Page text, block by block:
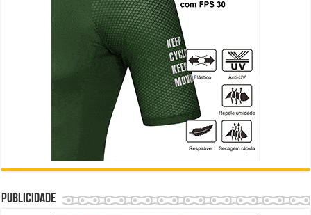
Publicidade